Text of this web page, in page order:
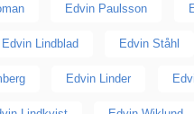
Edvin Paulsson
Edvin Lindblad Edvin Ståhl
Edvin Linder